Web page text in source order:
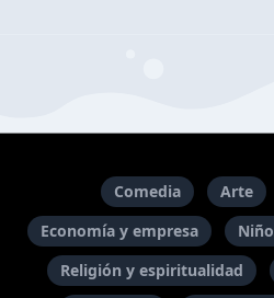
Comedia Arte
Economía y empresa
Religión y espiritualidad